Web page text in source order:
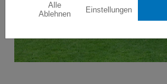
Alle
Ablehnen
Einstellungen